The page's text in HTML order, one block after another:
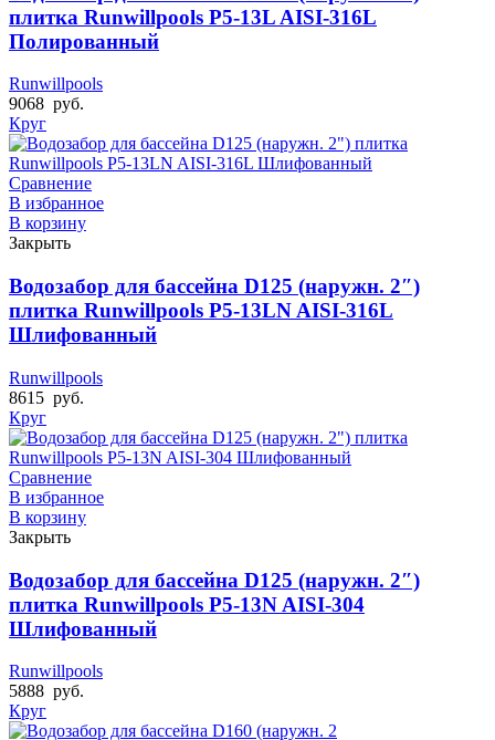
плитка Runwillpools Р5-13L AISI-316L
Полированный
Runwillpools
9068 руб.
Круг
Сравнение
В избранное
В корзину
Закрыть
Водозабор для бассейна D125 (наружн. 2″)
плитка Runwillpools Р5-13LN AISI-316L
Шлифованный
Runwillpools
8615 руб.
Круг
Сравнение
В избранное
В корзину
Закрыть
Водозабор для бассейна D125 (наружн. 2″)
плитка Runwillpools Р5-13N AISI-304
Шлифованный
Runwillpools
5888 руб.
Круг